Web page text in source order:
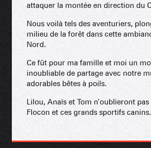
attaquer la montée en direction du
Nous voilà tels des aventuriers,
milieu de la forêt dans cette
Nord.
Ce fût pour ma famille et moi un
inoubliable de partage avec notre
adorables bêtes à poils.
Lilou, Anaïs et Tom n’oublieront
Flocon et ces grands sportifs canins.